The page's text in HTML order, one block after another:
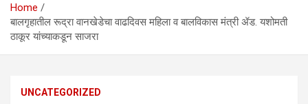
Home
बालगृहातील रूद्रा वानखेडेचा वाढदिवस महिला व बालविकास मंत्री ॲड. यशोमती
ठाकूर यांच्याकडून साजरा
UNCATEGORIZED